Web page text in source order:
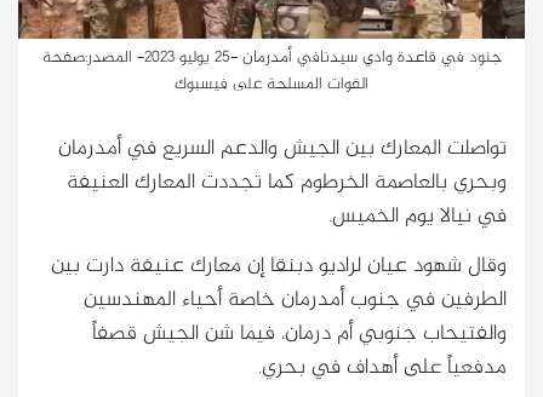
جنود في قاعدة وادي سيدنافي أمدرمان -25 يوليو 2023- المصدر:صفحة
القوات المسلحة على فيسبوك
تواصلت المعارك بين الجيش والدعم السريع في أمدرمان
وبحري بالعاصمة الخرطوم كما تجددت المعارك العنيفة
في نيالا يوم الخميس.
وقال شهود عيان لراديو دبنقا إن معارك عنيفة دارت بين
الطرفين في جنوب أمدرمان خاصة أحياء المهندسين
والفتيحاب جنوبي أم درمان، فيما شن الجيش قصفاً
مدفعياً على أهداف في بحري.